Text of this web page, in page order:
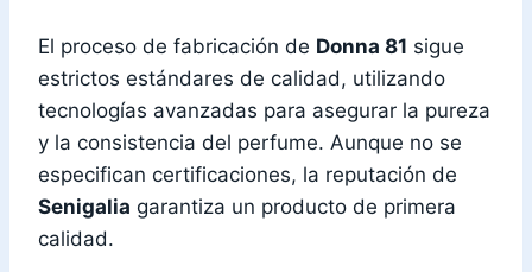
El proceso de fabricación de Donna 81 sigue
estrictos estándares de calidad, utilizando
tecnologías avanzadas para asegurar la pureza
y la consistencia del perfume. Aunque no se
especifican certificaciones, la reputación de
Senigalia garantiza un producto de primera
calidad.